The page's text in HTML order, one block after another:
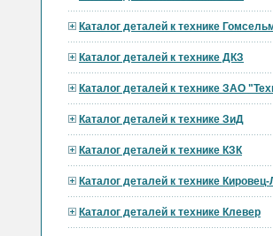
Каталог деталей к технике
Каталог деталей к технике ДКЗ
Каталог деталей к технике ЗАО
Каталог деталей к технике ЗиД
Каталог деталей к технике КЗК
Каталог деталей к технике
Каталог деталей к технике Клевер